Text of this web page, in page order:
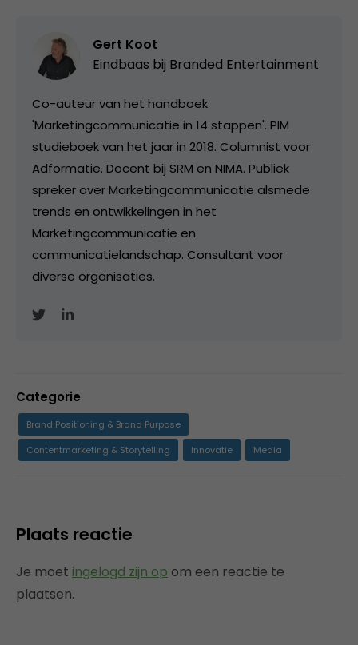
Gert Koot
Eindbaas bij Branded Entertainment
Co-auteur van het handboek
'Marketingcommunicatie in 14 stappen'. PIM
studieboek van het jaar in 2018. Columnist voor
Adformatie. Docent bij SRM en NIMA. Publiek
spreker over Marketingcommunicatie alsmede
trends en ontwikkelingen in het
Marketingcommunicatie en
communicatielandschap. Consultant voor
diverse organisaties.
Categorie
Brand Positioning & Brand Purpose
Contentmarketing & Storytelling
Innovatie Media
Plaats reactie
Je moet ingelogd zijn op om een reactie te
plaatsen.